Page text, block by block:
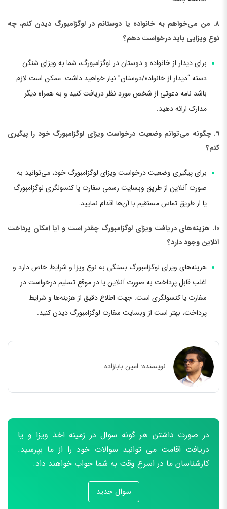
۸. من می‌خواهم به خانواده یا دوستانم در لوگزامبورگ دیدن کنم، چه
نوع ویزایی باید درخواست دهم؟
برای دیدار از خانواده و دوستان در لوگزامبورگ، شما به ویزای شنگن
دسته “دیدار از خانواده/دوستان” نیاز خواهید داشت. ممکن است لازم
باشد نامه دعوتی از شخص مورد نظر دریافت کنید و به همراه دیگر
مدارک ارائه دهید.
۹. چگونه می‌توانم وضعیت درخواست ویزای لوگزامبورگ خود را پیگیری
کنم؟
برای پیگیری وضعیت درخواست ویزای لوگزامبورگ خود، می‌توانید به
صورت آنلاین از طریق وبسایت رسمی سفارت یا کنسولگری لوگزامبورگ
یا از طریق تماس مستقیم با آن‌ها اقدام نمایید.
۱۰. هزینه‌های دریافت ویزای لوگزامبورگ چقدر است و آیا امکان پرداخت
آنلاین وجود دارد؟
هزینه‌های ویزای لوگزامبورگ بستگی به نوع ویزا و شرایط خاص دارد و
اغلب قابل پرداخت به صورت آنلاین یا در موقع تسلیم درخواست در
سفارت یا کنسولگری است. جهت اطلاع دقیق از هزینه‌ها و شرایط
پرداخت، بهتر است از وبسایت سفارت لوگزامبورگ دیدن کنید.
نویسنده: امین بابازاده
در صورت داشتن هر گونه سوال در زمینه اخذ ویزا و یا
دریافت اقامت می توانید سوالات خود را از ما بپرسید.
کارشناسان ما در اسرع وقت به شما جواب خواهند داد.
سوال جدید